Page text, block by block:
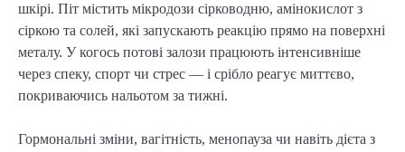
шкірі. Піт містить мікродози сірководню, амінокислот з
сіркою та солей, які запускають реакцію прямо на поверхні
металу. У когось потові залози працюють інтенсивніше
через спеку, спорт чи стрес — і срібло реагує миттєво,
покриваючись нальотом за тижні.
Гормональні зміни, вагітність, менопауза чи навіть дієта з